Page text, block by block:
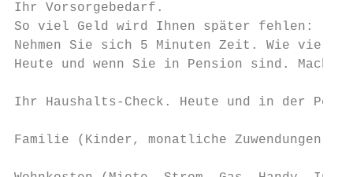
Ihr Vorsorgebedarf.
So viel Geld wird Ihnen später fehlen:
Nehmen Sie sich 5 Minuten Zeit. Wie viel
Heute und wenn Sie in Pension sind.
Ihr Haushalts-Check. Heute und in der
Familie (Kinder, monatliche